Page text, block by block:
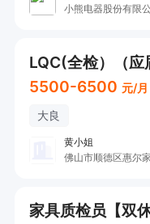
小熊电器股份有限
LQC(全检）（应
5500-6500 元/月
大良
黄小姐
佛山市顺德区惠尔
家具质检员【双